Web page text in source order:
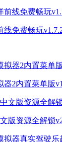
线免费畅玩
器2内置菜单版
版资源全解锁